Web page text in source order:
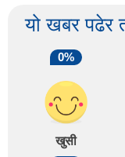
यो खबर पढेर
0%
खुसी